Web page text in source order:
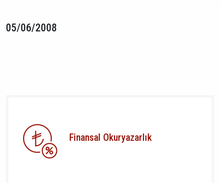
05/06/2008
Finansal Okuryazarlık